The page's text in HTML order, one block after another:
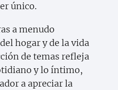
único.
a menudo
hogar y de la vida
de temas refleja
y lo íntimo,
a apreciar la